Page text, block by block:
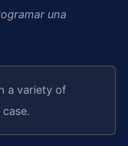
una
a variety of